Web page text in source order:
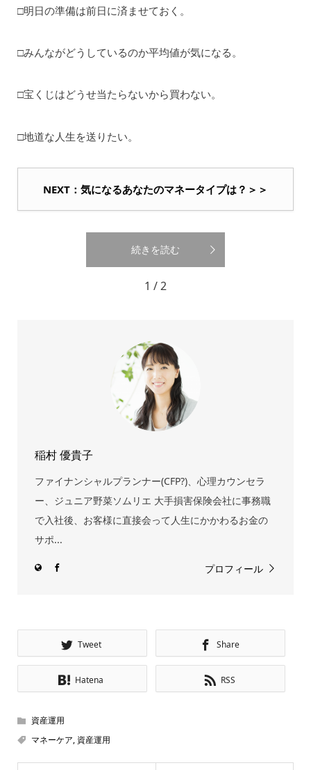
□明日の準備は前日に済ませておく。
□みんながどうしているのか平均値が気になる。
□宝くじはどうせ当たらないから買わない。
□地道な人生を送りたい。
NEXT：気になるあなたのマネータイプは？＞＞
続きを読む
1 / 2
稲村 優貴子
ファイナンシャルプランナー(CFP?)、心理カウンセラ
ー、ジュニア野菜ソムリエ 大手損害保険会社に事務職
で入社後、お客様に直接会って人生にかかわるお金の
サポ...
プロフィール
Tweet Share
Hatena RSS
資産運用
マネーケア, 資産運用